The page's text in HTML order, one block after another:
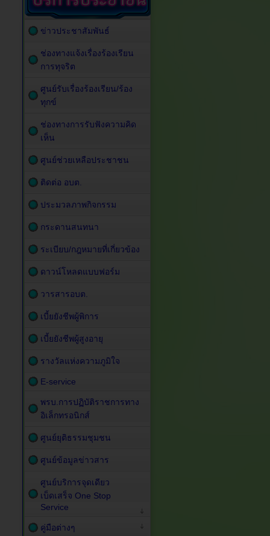
ข่าวประชาสัมพันธ์
ช่องทางแจ้งเรื่องร้องเรียน
การทุจริต
ศูนย์รับเรื่องร้องเรียน/ร้อง
ทุกข์
ช่องทางการรับฟังความคิด
เห็น
ศูนย์ช่วยเหลือประชาชน
ติดต่อ อบต.
ประมวลภาพกิจกรรม
กระดานสนทนา
ระเบียบ/กฎหมายที่เกี่ยวข้อง
ดาวน์โหลดแบบฟอร์ม
วารสารอบต.
เบี้ยยังชีพผู้พิการ
เบี้ยยังชีพผู้สูงอายุ
รางวัลแห่งความภูมิใจ
E-service
พรบ.การปฏิบัติราชการทาง
อิเล็กทรอนิกส์
ศูนย์ยุติธรรมชุมชน
ศูนย์ข้อมูลข่าวสาร
ศูนย์บริการจุดเดียว
เบ็ดเสร็จ One Stop
Service
คู่มือต่างๆ